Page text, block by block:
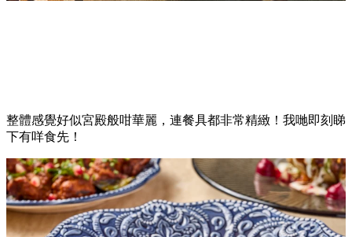
整體感覺好似宮殿般咁華麗，連餐具都非常精緻！我哋即刻睇
下有咩食先！